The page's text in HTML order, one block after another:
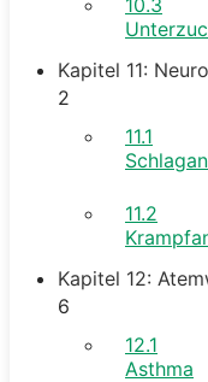
Kapitel 11:
2
11.1
11.2
Kapitel 12:
6
12.1
Asthma